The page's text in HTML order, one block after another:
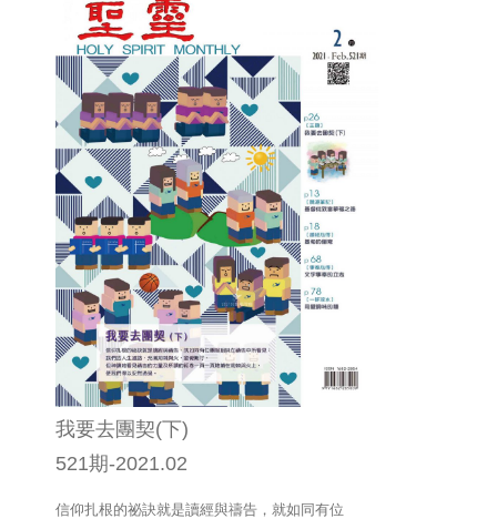
我要去團契(下)
521期-2021.02
信仰扎根的祕訣就是讀經與禱告，就如同有位